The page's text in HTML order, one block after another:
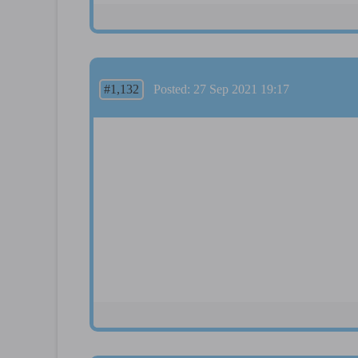
#1,132 Posted: 27 Sep 2021 19:17